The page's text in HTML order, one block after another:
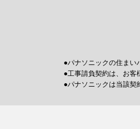
●パナソニックの住まい
●工事請負契約は、お客
●パナソニックは当該契